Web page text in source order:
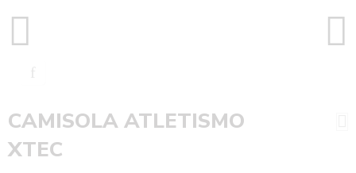
CAMISOLA ATLETISMO
XTEC